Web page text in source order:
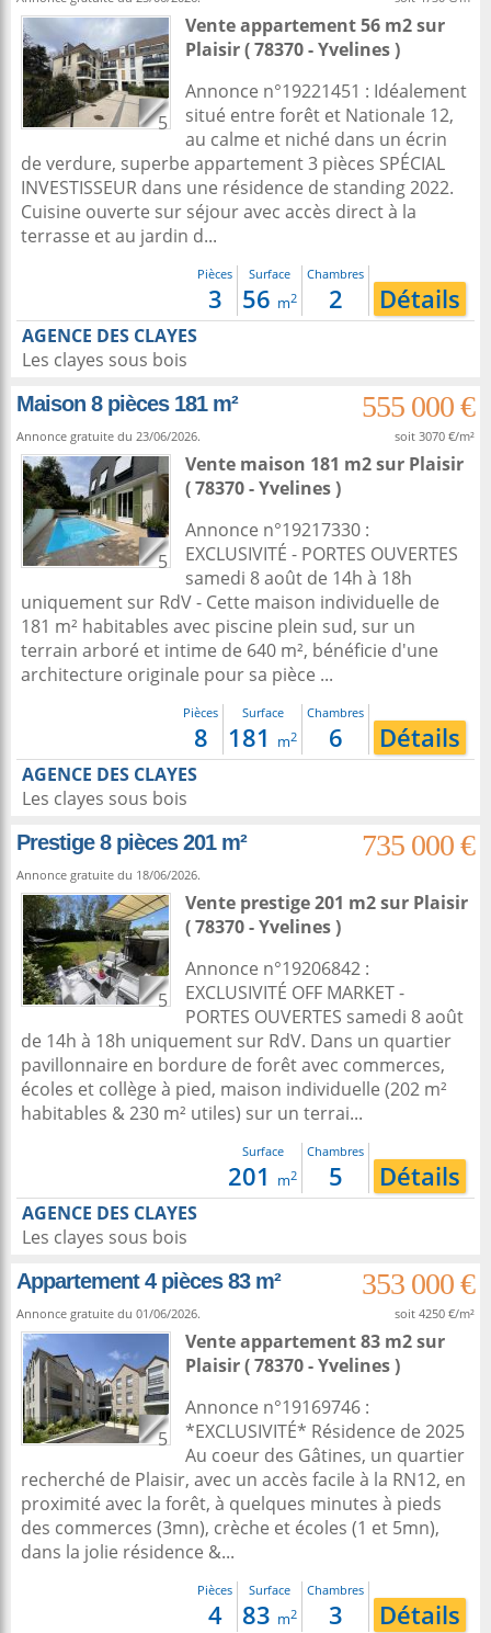
5
Vente appartement 56 m2sur
Plaisir( 78370 - Yvelines )
Annonce n°19221451 : Idéalement
situé entre forêt et Nationale 12,
au calme et niché dans un écrin
de verdure, superbe appartement 3 pièces SPÉCIAL
INVESTISSEUR dans une résidence de standing 2022.
Cuisine ouverte sur séjour avec accès direct à la
terrasse et au jardin d...
Pièces
3
Surface
56 m2
Chambres
2 Détails
AGENCE DES CLAYES
Les clayes sous bois
Maison 8 pièces 181 m²
555 000 €
Annonce gratuite du 23/06/2026. soit 3070 €/m²
5
Vente maison 181 m2sur Plaisir
( 78370 - Yvelines )
Annonce n°19217330 :
EXCLUSIVITÉ - PORTES OUVERTES
samedi 8 août de 14h à 18h
uniquement sur RdV - Cette maison individuelle de
181 m² habitables avec piscine plein sud, sur un
terrain arboré et intime de 640 m², bénéficie d'une
architecture originale pour sa pièce ...
Pièces
8
Surface
181 m2
Chambres
6 Détails
AGENCE DES CLAYES
Les clayes sous bois
Prestige 8 pièces 201 m²
735 000 €
Annonce gratuite du 18/06/2026.
5
Vente prestige 201 m2sur Plaisir
( 78370 - Yvelines )
Annonce n°19206842 :
EXCLUSIVITÉ OFF MARKET -
PORTES OUVERTES samedi 8 août
de 14h à 18h uniquement sur RdV. Dans un quartier
pavillonnaire en bordure de forêt avec commerces,
écoles et collège à pied, maison individuelle (202 m²
habitables & 230 m² utiles) sur un terrai...
Surface
201 m2
Chambres
5 Détails
AGENCE DES CLAYES
Les clayes sous bois
Appartement 4 pièces 83 m²
353 000 €
Annonce gratuite du 01/06/2026. soit 4250 €/m²
5
Vente appartement 83 m2sur
Plaisir( 78370 - Yvelines )
Annonce n°19169746 :
*EXCLUSIVITÉ* Résidence de 2025
Au coeur des Gâtines, un quartier
recherché de Plaisir, avec un accès facile à la RN12, en
proximité avec la forêt, à quelques minutes à pieds
des commerces (3mn), crèche et écoles (1 et 5mn),
dans la jolie résidence &...
Pièces
4
Surface
83 m2
Chambres
3 Détails